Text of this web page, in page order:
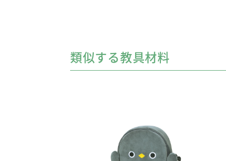
類似する教具材料